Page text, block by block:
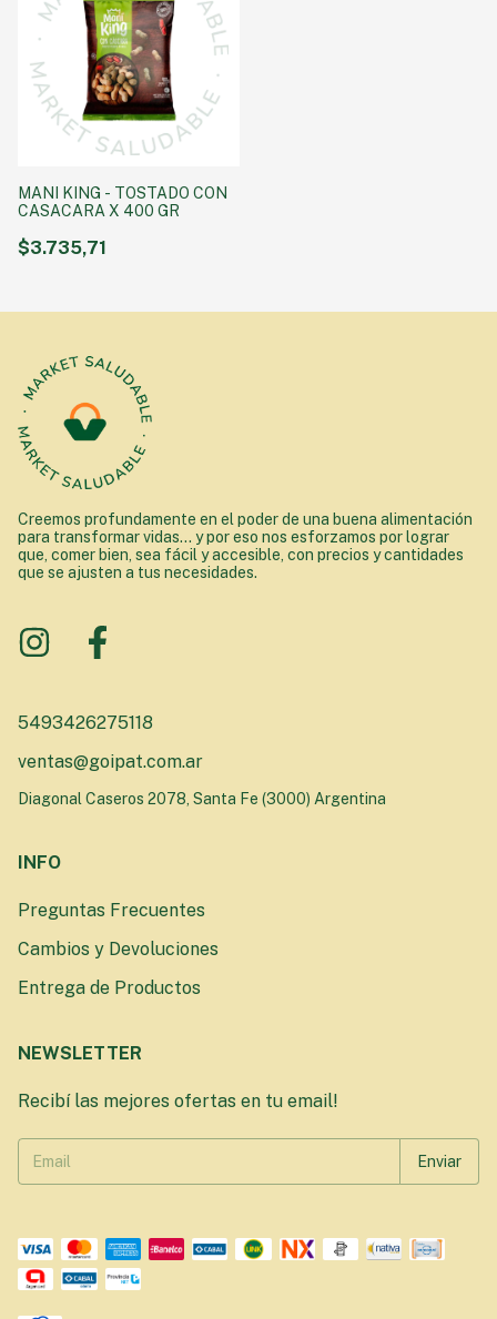
MANI KING - TOSTADO CON
CASACARA X 400 GR
$3.735,71
Creemos profundamente en el poder de una buena alimentación
para transformar vidas... y por eso nos esforzamos por lograr
que, comer bien, sea fácil y accesible, con precios y cantidades
que se ajusten a tus necesidades.
5493426275118
ventas@goipat.com.ar
Diagonal Caseros 2078, Santa Fe (3000) Argentina
INFO
Preguntas Frecuentes
Cambios y Devoluciones
Entrega de Productos
NEWSLETTER
Recibí las mejores ofertas en tu email!